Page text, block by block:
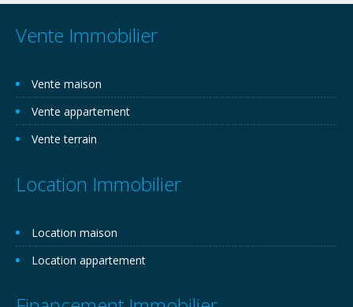
Vente Immobilier
Vente maison
Vente appartement
Vente terrain
Location Immobilier
Location maison
Location appartement